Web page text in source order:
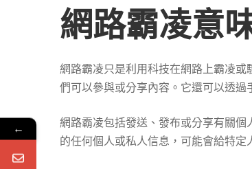
網路霸凌意
網路霸凌只是利用科技在網路上霸凌
們可以參與或分享內容。它還可以透過
網路霸凌包括發送、發布或分享有關
的任何個人或私人信息，可能會給特定
←